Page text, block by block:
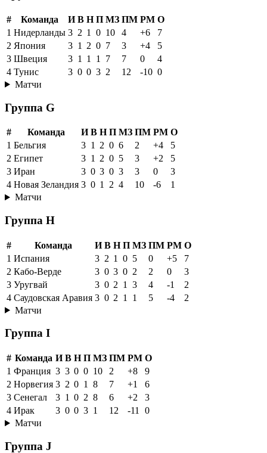
# Команда И В Н П МЗ ПМ РМ О
1 Нидерланды 3 2 1 0 10 4 +6
7
2 Япония 3 1 2 0 7 3 +4
5
3 Швеция 3 1 1 1 7 7 0
4
4 Тунис 3 0 0 3 2 12 -10 0
Матчи
Группа G
# Команда И В Н П МЗ ПМ РМ О
1 Бельгия 3 1 2 0 6 2 +4
5
2 Египет 3 1 2 0 5 3 +2
5
3 Иран 3 0 3 0 3 3 0
3
4 Новая Зеландия 3 0 1 2 4 10 -6
1
Матчи
Группа H
# Команда И В Н П МЗ ПМ РМ О
1 Испания 3 2 1 0 5 0 +5
7
2 Кабо-Верде 3 0 3 0 2 2 0
3
3 Уругвай 3 0 2 1 3 4 -1
2
4 Саудовская Аравия 3 0 2 1 1 5 -4
2
Матчи
Группа I
# Команда И В Н П МЗ ПМ РМ О
1 Франция 3 3 0 0 10 2 +8
9
2 Норвегия 3 2 0 1 8 7 +1
6
3 Сенегал 3 1 0 2 8 6 +2
3
4 Ирак 3 0 0 3 1 12 -11
0
Матчи
Группа J